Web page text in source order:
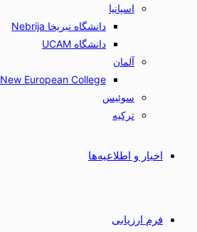
اسپانیا
دانشگاه نبریخا Nebrija
دانشگاه UCAM
آلمان
New European College
سوئیس
ترکیه
اخبار و اطلاعیه‌ها
فرم ارزیابی